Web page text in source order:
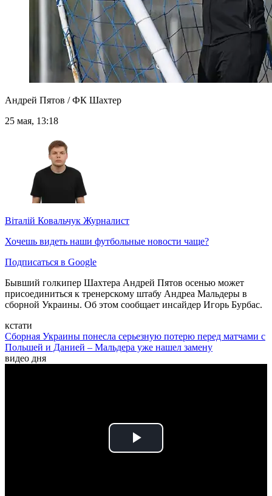
Андрей Пятов / ФК Шахтер
25 мая, 13:18
Віталій Ковальчук Журналист
Хочешь видеть наши футбольные новости чаще?
Подписаться в Google
Бывший голкипер Шахтера Андрей Пятов осенью может
присоединиться к тренерскому штабу Андреа Мальдеры в
сборной Украины. Об этом сообщает инсайдер Игорь Бурбас.
кстати
Сборная Украины понесла серьезную потерю перед матчами с
Польшей и Данией – Мальдера уже нашел замену
видео дня
Play